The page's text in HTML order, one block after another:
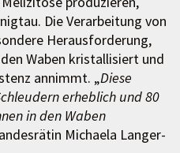
Die Verarbeitung von
Herausforderung,
Waben kristallisiert und
annimmt. „Diese
erheblich und 80
in den Waben
Michaela Langer-